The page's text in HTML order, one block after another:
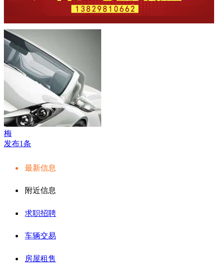
梅
发布1条
最新信息
附近信息
求职招聘
车辆交易
房屋租售